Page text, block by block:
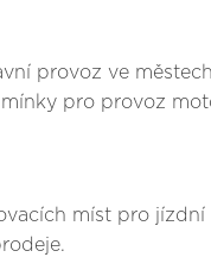
provoz ve
pro provoz
míst pro